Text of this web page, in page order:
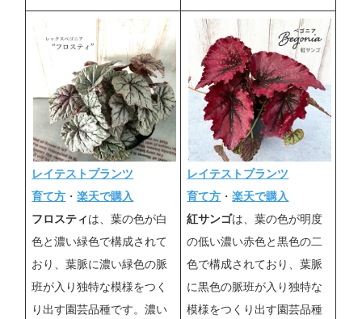
レイテストプランツ
育て方 ・楽天で購入
フロスティ は、葉の色が白
色と濃い緑色で構成されて
おり、葉脈に濃い緑色の脈
班が入り独特な模様をつく
り出す園芸品種です。濃い
レイテストプランツ
育て方 ・楽天で購入
紅サンゴは、葉の色が明度
の低い濃い赤色と黒色の二
色で構成されており、葉脈
に黒色の脈班が入り独特な
模様をつくり出す園芸品種